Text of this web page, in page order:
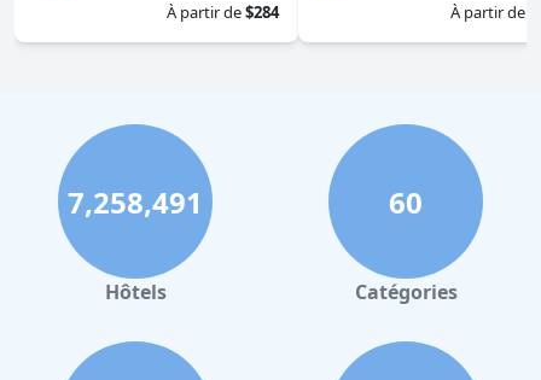
À partir de$284
À partir de
7,258,491
Hôtels
60
Catégories